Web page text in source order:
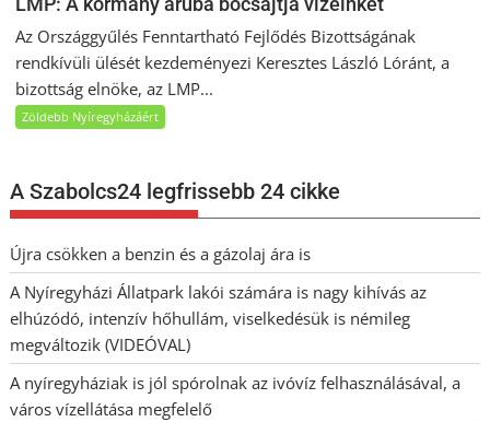
Az Országgyűlés Fenntartható Fejlődés Bizottságának
rendkívüli ülését kezdeményezi Keresztes László Lóránt, a
bizottság elnöke, az LMP...
Zöldebb Nyíregyházáért
A Szabolcs24 legfrissebb 24 cikke
Újra csökken a benzin és a gázolaj ára is
A Nyíregyházi Állatpark lakói számára is nagy kihívás az
elhúzódó, intenzív hőhullám, viselkedésük is némileg
megváltozik (VIDEÓVAL)
A nyíregyháziak is jól spórolnak az ivóvíz felhasználásával, a
város vízellátása megfelelő